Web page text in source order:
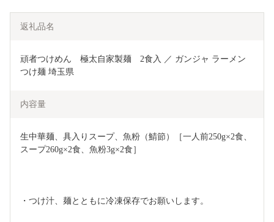
返礼品名
頑者つけめん　極太自家製麺　2食入 ／ ガンジャ ラーメン
つけ麺 埼玉県
内容量
生中華麺、具入りスープ、魚粉（鯖節）［一人前250g×2食、
スープ260g×2食、魚粉3g×2食］
・つけ汁、麺とともに冷凍保存でお願いします。